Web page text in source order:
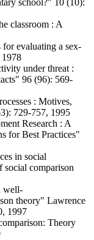
school?" 10 (10):
classroom : A
evaluating a sex-
under threat :
96 (96): 569-
: Motives,
729-757, 1995
Research : A
for Best Practices"
in social
social comparison
well-
theory" Lawrence
1997
Theory